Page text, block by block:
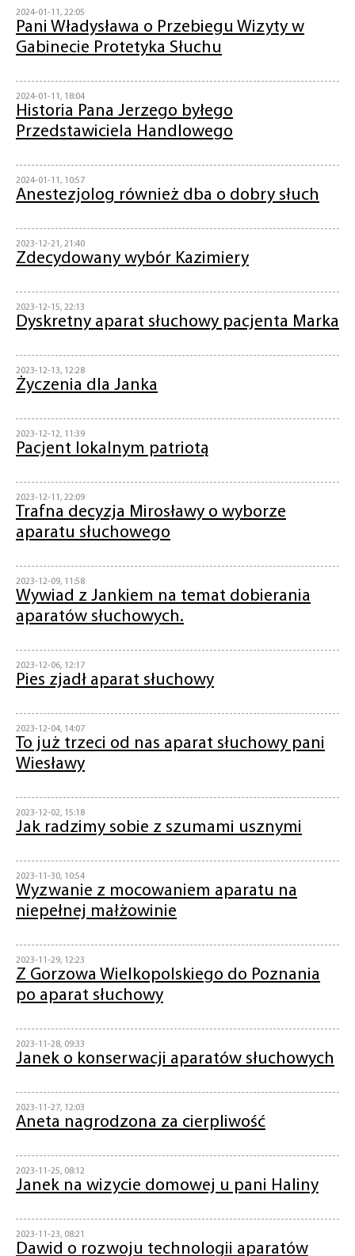
2024-01-11, 22:05
Pani Władysława o Przebiegu Wizyty w
Gabinecie Protetyka Słuchu
2024-01-11, 18:04
Historia Pana Jerzego byłego
Przedstawiciela Handlowego
2024-01-11, 10:57
Anestezjolog również dba o dobry słuch
2023-12-21, 21:40
Zdecydowany wybór Kazimiery
2023-12-15, 22:13
Dyskretny aparat słuchowy pacjenta Marka
2023-12-13, 12:28
Życzenia dla Janka
2023-12-12, 11:39
Pacjent lokalnym patriotą
2023-12-11, 22:09
Trafna decyzja Mirosławy o wyborze
aparatu słuchowego
2023-12-09, 11:58
Wywiad z Jankiem na temat dobierania
aparatów słuchowych.
2023-12-06, 12:17
Pies zjadł aparat słuchowy
2023-12-04, 14:07
To już trzeci od nas aparat słuchowy pani
Wiesławy
2023-12-02, 15:18
Jak radzimy sobie z szumami usznymi
2023-11-30, 10:54
Wyzwanie z mocowaniem aparatu na
niepełnej małżowinie
2023-11-29, 12:23
Z Gorzowa Wielkopolskiego do Poznania
po aparat słuchowy
2023-11-28, 09:33
Janek o konserwacji aparatów słuchowych
2023-11-27, 12:03
Aneta nagrodzona za cierpliwość
2023-11-25, 08:12
Janek na wizycie domowej u pani Haliny
2023-11-23, 08:21
Dawid o rozwoju technologii aparatów